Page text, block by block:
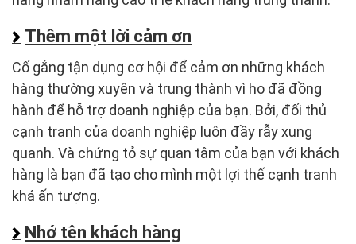
Thêm một lời cảm ơn
Cố gắng tận dụng cơ hội để cảm ơn những khách
hàng thường xuyên và trung thành vì họ đã đồng
hành để hỗ trợ doanh nghiệp của bạn. Bởi, đối thủ
cạnh tranh của doanh nghiệp luôn đầy rẫy xung
quanh. Và chứng tỏ sự quan tâm của bạn với khách
hàng là bạn đã tạo cho mình một lợi thế cạnh tranh
khá ấn tượng.
Nhớ tên khách hàng